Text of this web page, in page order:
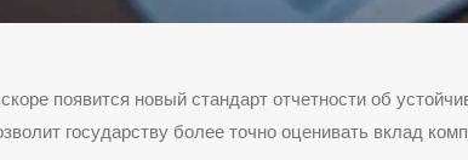
появится новый стандарт отчетности об
государству более точно оценивать вклад